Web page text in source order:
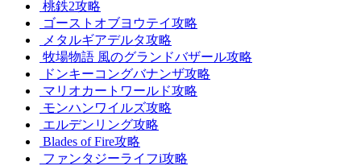
桃鉄2攻略
ゴーストオブヨウテイ攻略
メタルギアデルタ攻略
牧場物語 風のグランドバザール攻略
ドンキーコングバナンザ攻略
マリオカートワールド攻略
モンハンワイルズ攻略
エルデンリング攻略
Blades of Fire攻略
ファンタジーライフi攻略